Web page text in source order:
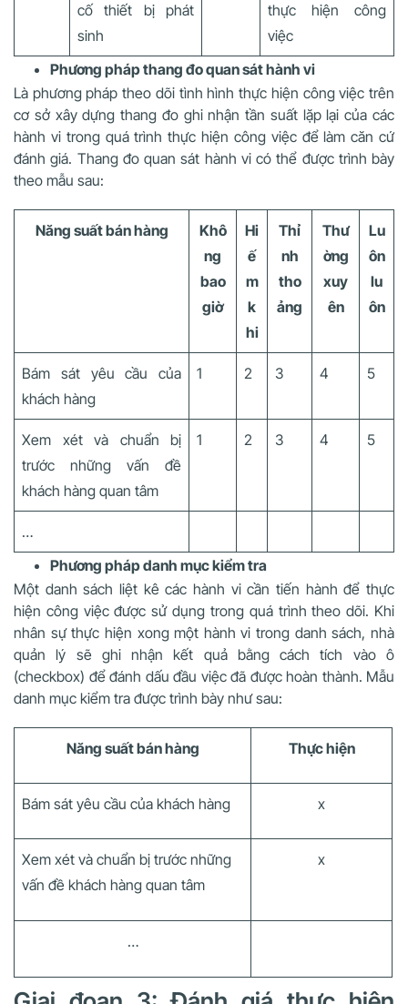
cố thiết bị phát
sinh
thực hiện công
việc
Phương pháp thang đo quan sát hành vi
Là phương pháp theo dõi tình hình thực hiện công việc trên
cơ sở xây dựng thang đo ghi nhận tần suất lặp lại của các
hành vi trong quá trình thực hiện công việc để làm căn cứ
đánh giá. Thang đo quan sát hành vi có thể được trình bày
theo mẫu sau:
Năng suất bán hàng
Khô
ng
bao
giờ
Hi
ế
m
k
hi
Thỉ
nh
tho
ảng
Thư
ờng
xuy
ên
Lu
ôn
lu
ôn
Bám sát yêu cầu của
khách hàng
1 2 3 4 5
Xem xét và chuẩn bị
trước những vấn đề
khách hàng quan tâm
1 2 3 4 5
…
Phương pháp danh mục kiểm tra
Một danh sách liệt kê các hành vi cần tiến hành để thực
hiện công việc được sử dụng trong quá trình theo dõi. Khi
nhân sự thực hiện xong một hành vi trong danh sách, nhà
quản lý sẽ ghi nhận kết quả bằng cách tích vào ô
(checkbox) để đánh dấu đầu việc đã được hoàn thành. Mẫu
danh mục kiểm tra được trình bày như sau:
Năng suất bán hàng Thực hiện
Bám sát yêu cầu của khách hàng x
Xem xét và chuẩn bị trước những
vấn đề khách hàng quan tâm
x
…